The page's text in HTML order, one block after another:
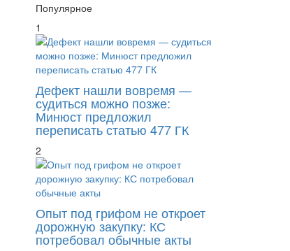
Популярное
1
Дефект нашли вовремя —
судиться можно позже:
Минюст предложил
переписать статью 477 ГК
2
Опыт под грифом не откроет
дорожную закупку: КС
потребовал обычные акты